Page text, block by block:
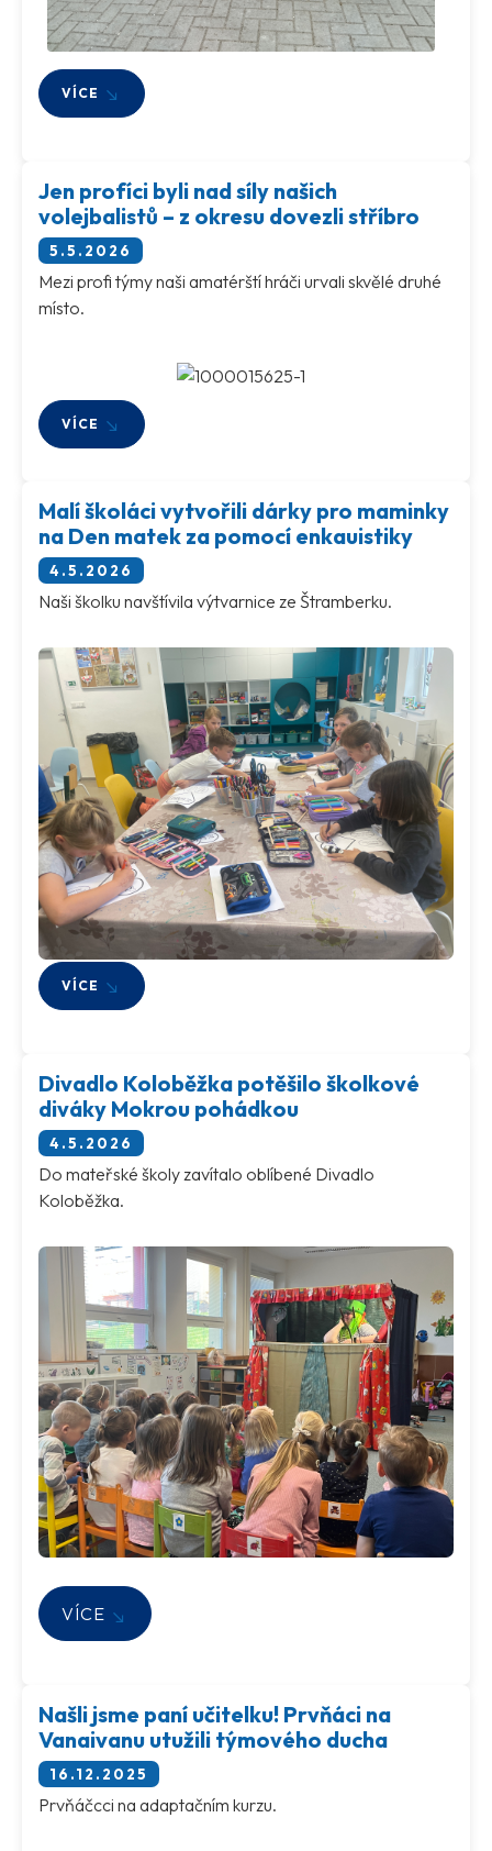
VÍCE
Jen profíci byli nad síly našich
volejbalistů – z okresu dovezli stříbro
5.5.2026
Mezi profi týmy naši amatérští hráči urvali skvělé druhé
místo.
VÍCE
Malí školáci vytvořili dárky pro maminky
na Den matek za pomocí enkauistiky
4.5.2026
Naši školku navštívila výtvarnice ze Štramberku.
VÍCE
Divadlo Koloběžka potěšilo školkové
diváky Mokrou pohádkou
4.5.2026
Do mateřské školy zavítalo oblíbené Divadlo
Koloběžka.
VÍCE
Našli jsme paní učitelku! Prvňáci na
Vanaivanu utužili týmového ducha
16.12.2025
Prvňáčcci na adaptačním kurzu.